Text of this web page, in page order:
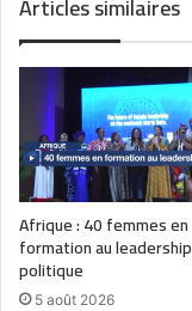
Articles similaires
Afrique : 40 femmes en
formation au leadership
politique
5 août 2026